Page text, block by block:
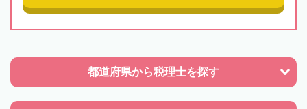
都道府県から税理士を探す